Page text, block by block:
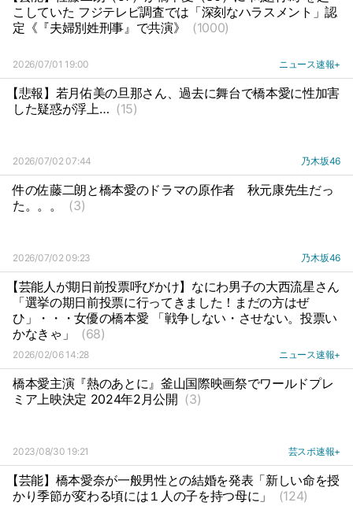
こしていた フジテレビ調査では「深刻なハラスメント」認
定《『夫婦別姓刑事』で共演》
(1000)
2026/07/01 19:00 ニュース速報+
【悲報】若月佑美の旦那さん、過去に舞台で橋本愛に性加害
した疑惑が浮上… (15)
2026/07/02 07:44 乃木坂46
件の佐藤二朗と橋本愛のドラマの原作者
秋元康先生だっ
た。。。
(3)
2026/07/02 09:23 乃木坂46
【芸能人が期日前投票呼びかけ】なにわ男子の大西流星さん
「選挙の期日前投票に行ってきました！まだの方はぜ
ひ」・・・女優の橋本愛 「戦争しない・させない。投票い
かなきゃ」
(68)
2026/02/06 14:28 ニュース速報+
橋本愛主演『熱のあとに』釜山国際映画祭でワールドプレ
ミア上映決定 2024年2月公開 (3)
2023/08/30 19:21 芸スポ速報+
【芸能】橋本愛奈が一般男性との結婚を発表「新しい命を授
かり季節が変わる頃には１人の子を持つ母に」
(124)